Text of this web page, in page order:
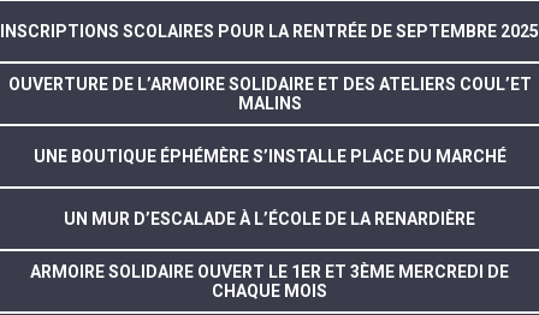
INSCRIPTIONS SCOLAIRES POUR LA RENTRÉE DE SEPTEMBRE 2025
OUVERTURE DE L’ARMOIRE SOLIDAIRE ET DES ATELIERS COUL’ET
MALINS
UNE BOUTIQUE ÉPHÉMÈRE S’INSTALLE PLACE DU MARCHÉ
UN MUR D’ESCALADE À L’ÉCOLE DE LA RENARDIÈRE
ARMOIRE SOLIDAIRE OUVERT LE 1ER ET 3ÈME MERCREDI DE
CHAQUE MOIS